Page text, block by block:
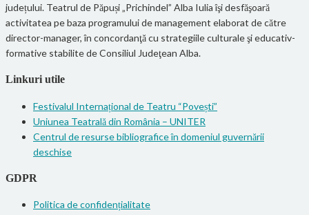
județului. Teatrul de Păpuși „Prichindel” Alba Iulia îşi desfăşoară
activitatea pe baza programului de management elaborat de către
director-manager, în concordanţă cu strategiile culturale şi educativ-
formative stabilite de Consiliul Judeţean Alba.
Linkuri utile
Festivalul Internațional de Teatru “Povești”
Uniunea Teatrală din România – UNITER
Centrul de resurse bibliografice în domeniul guvernării
deschise
GDPR
Politica de confidențialitate